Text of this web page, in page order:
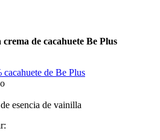
de cacahuete Be Plus
cacahuete de Be Plus
esencia de vainilla